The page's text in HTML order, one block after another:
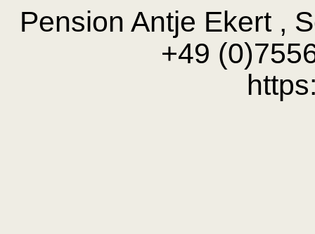
Pension Antje Ekert ,
+49